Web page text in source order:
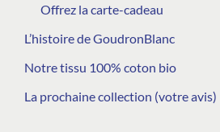
Offrez la carte-cadeau
L’histoire de GoudronBlanc
Notre tissu 100% coton bio
La prochaine collection (votre avis)